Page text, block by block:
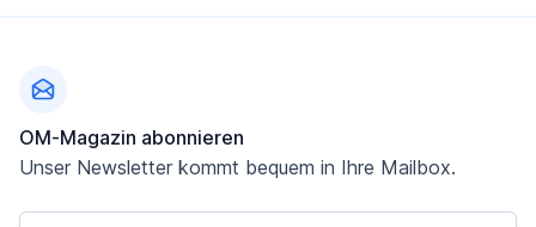
OM-Magazin abonnieren
Unser Newsletter kommt bequem in Ihre Mailbox.